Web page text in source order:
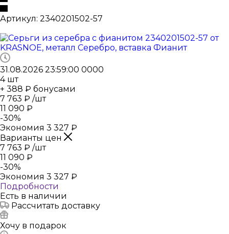
Артикул: 2340201502-57
31.08.2026 23:59:00 0000
4 шт
+ 388 ₽ бонусами
7 763 ₽ /шт
11 090 ₽
-30%
Экономия 3 327 ₽
Варианты цен
7 763 ₽ /шт
11 090 ₽
-30%
Экономия 3 327 ₽
Подробности
Есть в наличии
Рассчитать доставку
Хочу в подарок